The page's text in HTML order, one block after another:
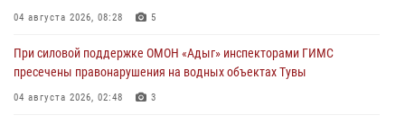
04 августа 2026, 08:28 5
При силовой поддержке ОМОН «Адыг» инспекторами ГИМС
пресечены правонарушения на водных объектах Тувы
04 августа 2026, 02:48 3